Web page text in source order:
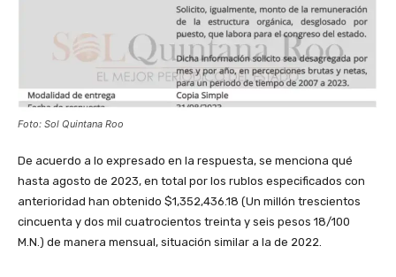
Foto: Sol Quintana Roo
De acuerdo a lo expresado en la respuesta, se menciona qué
hasta agosto de 2023, en total por los rublos especificados con
anterioridad han obtenido $1,352,436.18 (Un millón trescientos
cincuenta y dos mil cuatrocientos treinta y seis pesos 18/100
M.N.) de manera mensual, situación similar a la de 2022.